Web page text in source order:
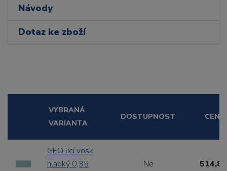
Návody
Dotaz ke zboží
VYBRANÁ
VARIANTA
DOSTUPNOST CENA
GEO licí vosk
hladký 0,35
Ne